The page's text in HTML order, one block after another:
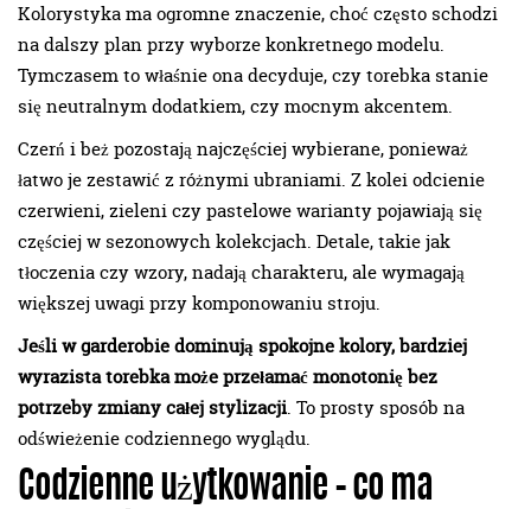
Kolorystyka ma ogromne znaczenie, choć często schodzi
na dalszy plan przy wyborze konkretnego modelu.
Tymczasem to właśnie ona decyduje, czy torebka stanie
się neutralnym dodatkiem, czy mocnym akcentem.
Czerń i beż pozostają najczęściej wybierane, ponieważ
łatwo je zestawić z różnymi ubraniami. Z kolei odcienie
czerwieni, zieleni czy pastelowe warianty pojawiają się
częściej w sezonowych kolekcjach. Detale, takie jak
tłoczenia czy wzory, nadają charakteru, ale wymagają
większej uwagi przy komponowaniu stroju.
Jeśli w garderobie dominują spokojne kolory, bardziej
wyrazista torebka może przełamać monotonię bez
potrzeby zmiany całej stylizacji. To prosty sposób na
odświeżenie codziennego wyglądu.
Codzienne użytkowanie – co ma